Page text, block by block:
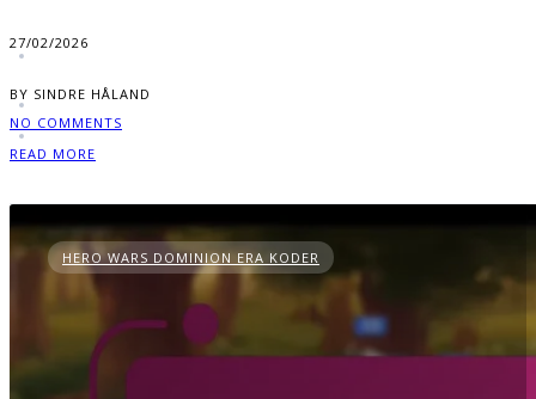
27/02/2026
BY SINDRE HÅLAND
NO COMMENTS
READ MORE
HERO WARS DOMINION ERA KODER